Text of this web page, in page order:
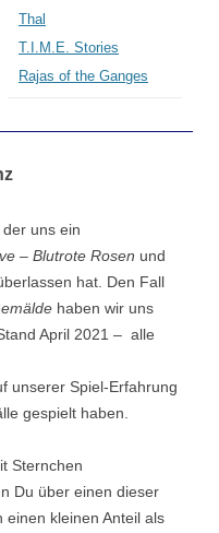
Thal
T.I.M.E. Stories
Rajas of the Ganges
uns ein
– Blutrote Rosen und
hat. Den Fall
haben wir uns
April 2021 – alle
unserer Spiel-Erfahrung
gespielt haben.
Sternchen
Du über einen dieser
einen kleinen Anteil als